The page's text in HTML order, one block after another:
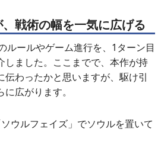
戦術の幅を一気に広げる
ルールやゲーム進行を、1ターン目
しました。ここまでで、本作が持
わったかと思いますが、駆け引
広がります。
ウルフェイズ」でソウルを置いて